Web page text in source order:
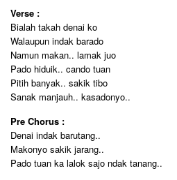
Verse :
Bialah takah denai ko
Walaupun indak barado
Namun makan.. lamak juo
Pado hiduik.. cando tuan
Pitih banyak.. sakik tibo
Sanak manjauh.. kasadonyo..
Pre Chorus :
Denai indak barutang..
Makonyo sakik jarang..
Pado tuan ka lalok sajo ndak tanang..